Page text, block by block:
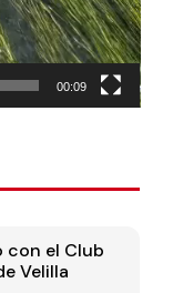
00:09
con el Club
Velilla